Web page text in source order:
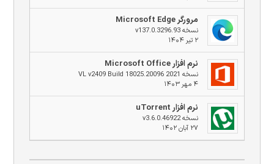
مرورگر Microsoft Edge
نسخه v137.0.3296.93
۲ تیر ۱۴۰۴
نرم افزار Microsoft Office
نسخه 2021 VL v2409 Build 18025.20096
۴ مهر ۱۴۰۳
نرم افزار uTorrent
نسخه v3.6.0.46922
۲۷ آبان ۱۴۰۲